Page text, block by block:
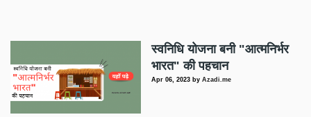
स्वनिधि योजना बनी "आत्मनिर्भर
भारत" की पहचान
Apr 06, 2023 byAzadi.me